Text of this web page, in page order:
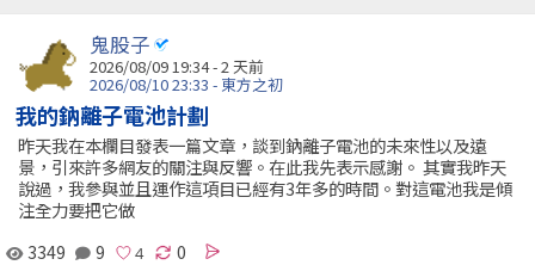
鬼股子
2026/08/09 19:34 - 2 天前
2026/08/10 23:33 - 東方之初
我的鈉離子電池計劃
昨天我在本欄目發表一篇文章，談到鈉離子電池的未來性以及遠
景，引來許多網友的關注與反響。在此我先表示感謝。 其實我昨天
說過，我參與並且運作這項目已經有3年多的時間。對這電池我是傾
注全力要把它做
3349
9 0